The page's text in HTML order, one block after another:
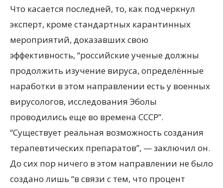
Что касается последней, то, как подчеркнул
эксперт, кроме стандартных карантинных
мероприятий, доказавших свою
эффективность, “российские ученые должны
продолжить изучение вируса, определённые
наработки в этом направлении есть у военных
вирусологов, исследования Эболы
проводились еще во времена СССР”.
“Существует реальная возможность создания
терапевтических препаратов”, — заключил он.
До сих пор ничего в этом направлении не было
создано лишь “в связи с тем, что процент